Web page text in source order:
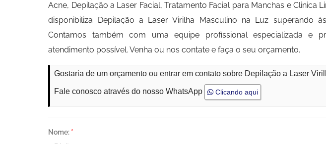
Acne, Depilação a Laser Facial, Tratamento Facial para Manchas e Clinica
disponibiliza Depilação a Laser Virilha Masculino na Luz superando
Contamos também com uma equipe profissional especializada e
atendimento possível. Venha ou nos contate e faça o seu orçamento.
Gostaria de um orçamento ou entrar em contato sobre Depilação a Laser
Fale conosco através do nosso WhatsApp Clicando aqui
Nome: *